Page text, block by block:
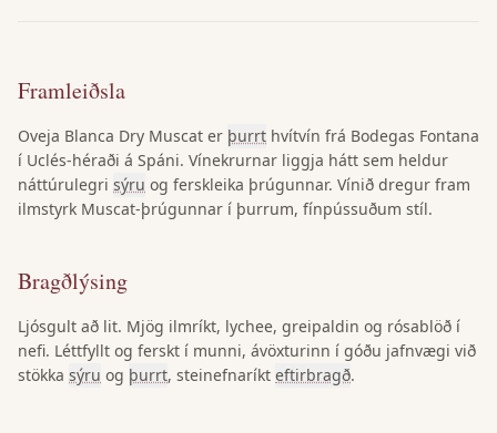
Framleiðsla
Oveja Blanca Dry Muscat er þurrt hvítvín frá Bodegas Fontana
í Uclés-héraði á Spáni. Vínekrurnar liggja hátt sem heldur
náttúrulegri sýru og ferskleika þrúgunnar. Vínið dregur fram
ilmstyrk Muscat-þrúgunnar í þurrum, fínpússuðum stíl.
Bragðlýsing
Ljósgult að lit. Mjög ilmríkt, lychee, greipaldin og rósablöð í
nefi. Léttfyllt og ferskt í munni, ávöxturinn í góðu jafnvægi við
stökka sýru og þurrt, steinefnaríkt eftirbragð.